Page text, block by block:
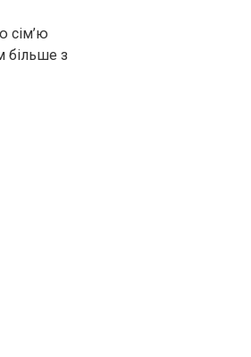
сім’ю
більше з